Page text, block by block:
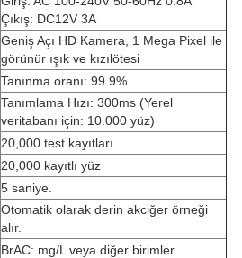
Çıkış: DC12V 3A
Geniş Açı HD Kamera, 1 Mega Pixel ile
görünür ışık ve kızılötesi
Tanınma oranı: 99.9%
Tanımlama Hızı: 300ms (Yerel
veritabanı için: 10.000 yüz)
20,000 test kayıtları
20,000 kayıtlı yüz
5 saniye.
Otomatik olarak derin akciğer örneği
alır.
BrAC: mg/L veya diğer birimler